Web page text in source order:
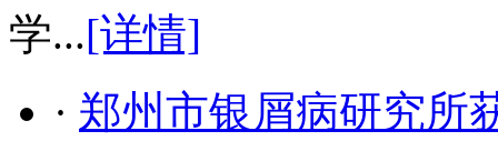
学...[详情]
· 郑州市银屑病研究所